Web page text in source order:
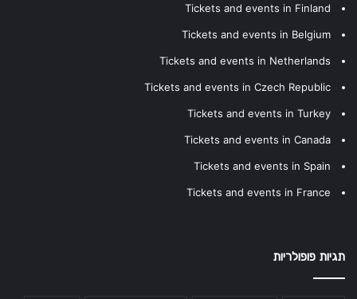
Tickets and events in Finland
Tickets and events in Belgium
Tickets and events in Netherlands
Tickets and events in Czech Republic
Tickets and events in Turkey
Tickets and events in Canada
Tickets and events in Spain
Tickets and events in France
תגיות פופולריות